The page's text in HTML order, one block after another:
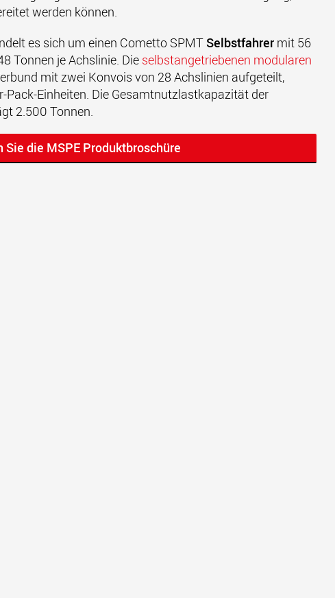
werden können.
es sich um einen Cometto SPMTSelbstfahrer mit 56
Tonnen je Achslinie. Die selbstangetriebenen modularen
mit zwei Konvois von 28 Achslinien aufgeteilt,
Pack-Einheiten. Die Gesamtnutzlastkapazität der
2.500 Tonnen.
Sie die MSPE Produktbroschüre